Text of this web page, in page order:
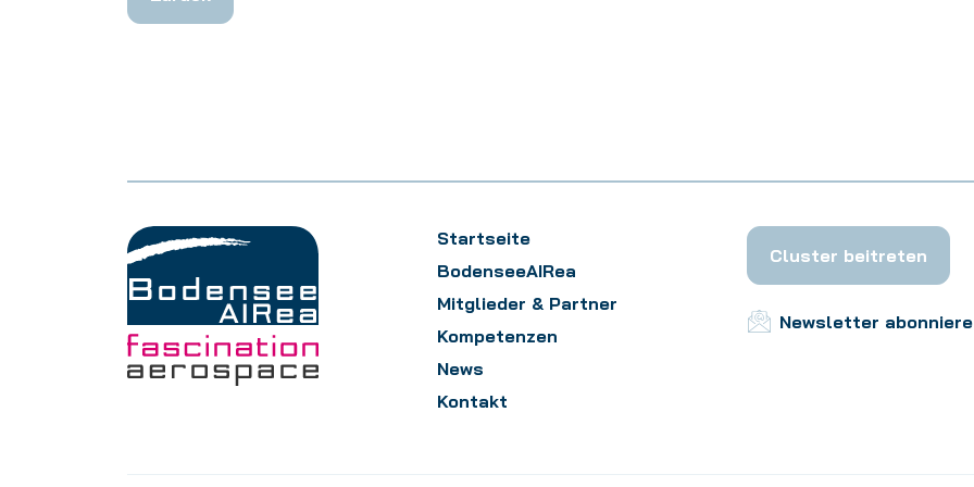
Startseite
BodenseeAIRea
Mitglieder & Partner
Kompetenzen
News
Kontakt
Cluster beitreten
Newsletter